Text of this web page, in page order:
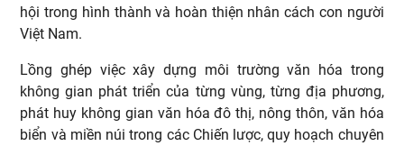
hội trong hình thành và hoàn thiện nhân cách con người
Việt Nam.
Lồng ghép việc xây dựng môi trường văn hóa trong
không gian phát triển của từng vùng, từng địa phương,
phát huy không gian văn hóa đô thị, nông thôn, văn hóa
biển và miền núi trong các Chiến lược, quy hoạch chuyên